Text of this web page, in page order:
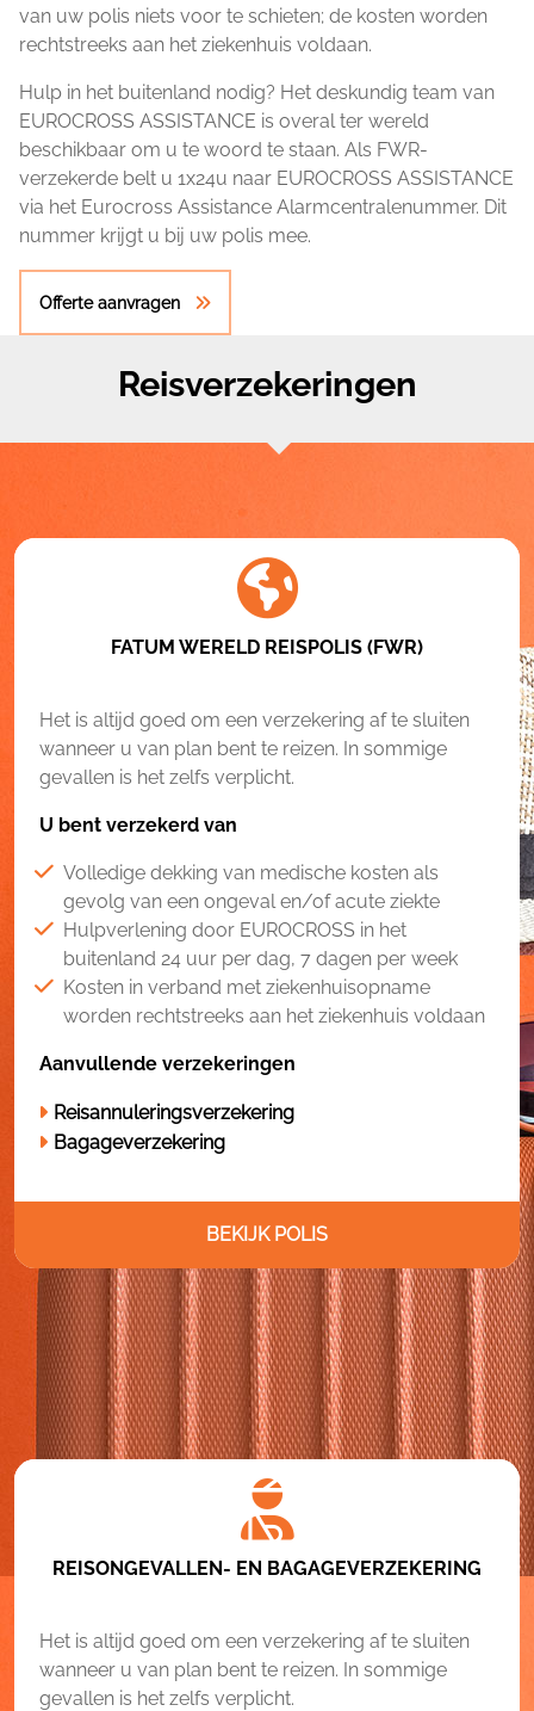
van uw polis niets voor te schieten; de kosten worden
rechtstreeks aan het ziekenhuis voldaan.
Hulp in het buitenland nodig? Het deskundig team van
EUROCROSS ASSISTANCE is overal ter wereld
beschikbaar om u te woord te staan. Als FWR-
verzekerde belt u 1x24u naar EUROCROSS ASSISTANCE
via het Eurocross Assistance Alarmcentralenummer. Dit
nummer krijgt u bij uw polis mee.
Offerte aanvragen
Reisverzekeringen
FATUM WERELD REISPOLIS (FWR)
Het is altijd goed om een verzekering af te sluiten
wanneer u van plan bent te reizen. In sommige
gevallen is het zelfs verplicht.
U bent verzekerd van
Volledige dekking van medische kosten als
gevolg van een ongeval en/of acute ziekte
Hulpverlening door EUROCROSS in het
buitenland 24 uur per dag, 7 dagen per week
Kosten in verband met ziekenhuisopname
worden rechtstreeks aan het ziekenhuis voldaan
Aanvullende verzekeringen
Reisannuleringsverzekering
Bagageverzekering
BEKIJK POLIS
REISONGEVALLEN- EN BAGAGEVERZEKERING
Het is altijd goed om een verzekering af te sluiten
wanneer u van plan bent te reizen. In sommige
gevallen is het zelfs verplicht.